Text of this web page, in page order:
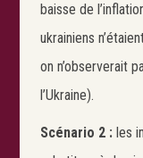
baisse de
ukrainiens
on n’observerait
l’Ukraine).
Scénario 2 :les